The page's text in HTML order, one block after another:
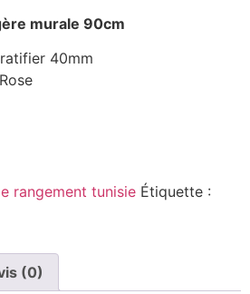
murale 90cm
40mm
rangement tunisie Étiquette :
(0)